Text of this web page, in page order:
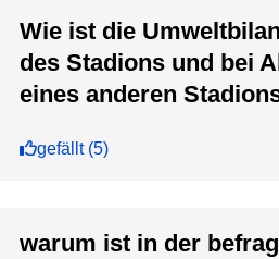
Wie ist die
des Stadions und bei
eines anderen
gefällt(5)
warum ist in der